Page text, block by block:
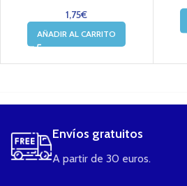
1,75€
AÑADIR AL CARRITO
Envíos gratuitos
A partir de 30 euros.